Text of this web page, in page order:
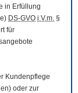
in Erfüllung
e) DS-GVO i.V.m. §
für
Kundenpflege
oder zur